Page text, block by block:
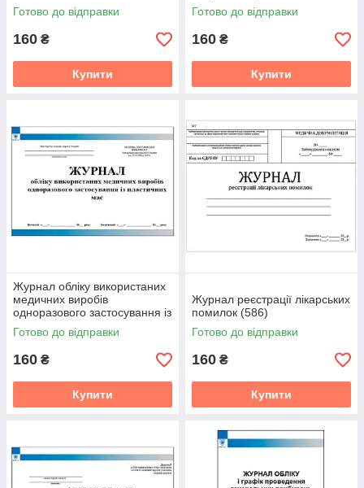
Готово до відправки
160 ₴
Купити
Готово до відправки
160 ₴
Купити
Журнал обліку використаних
медичних виробів
одноразового застосування із
пластичних мас
Готово до відправки
160 ₴
Купити
Журнал реєстрації лікарських
помилок (586)
Готово до відправки
160 ₴
Купити